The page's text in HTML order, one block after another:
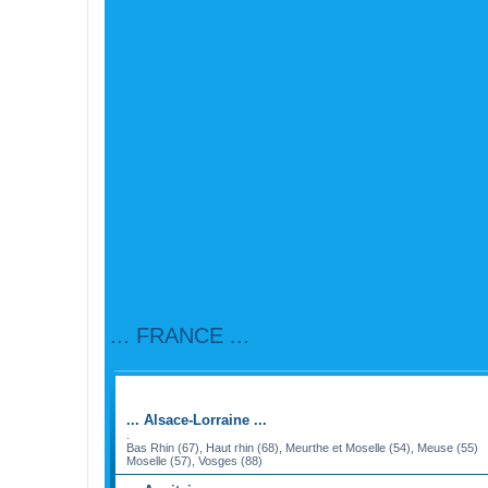
... FRANCE ...
... Alsace-Lorraine ...
Bas Rhin (67), Haut rhin (68), Meurthe et Moselle (54), Meuse (55)
Moselle (57), Vosges (88)